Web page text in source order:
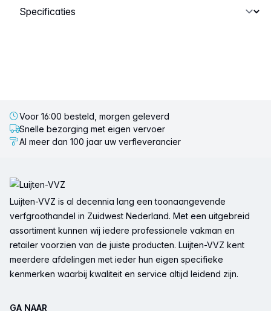
Selecteer een tabblad
Voor 16:00 besteld, morgen geleverd
Snelle bezorging met eigen vervoer
Al meer dan 100 jaar uw verfleverancier
Luijten-VVZ is al decennia lang een toonaangevende
verfgroothandel in Zuidwest Nederland. Met een uitgebreid
assortiment kunnen wij iedere professionele vakman en
retailer voorzien van de juiste producten. Luijten-VVZ kent
meerdere afdelingen met ieder hun eigen specifieke
kenmerken waarbij kwaliteit en service altijd leidend zijn.
GA NAAR